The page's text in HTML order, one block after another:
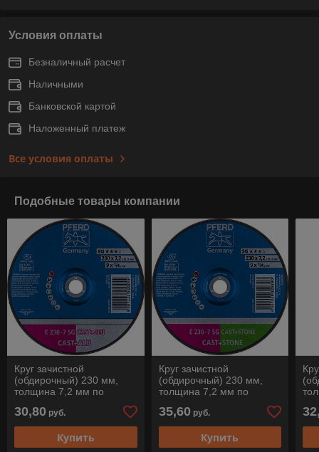
Условия оплаты
Безналичный расчет
Наличными
Банковской картой
Наложенный платеж
Все условия оплаты
Подобные товары компании
Круг зачистной
(обдирочный) 230 мм,
толщина 7,2 мм по
230-7 SG CAST+ALU,
Pferd
30,80 руб.
Купить
Круг зачистной
(обдирочный) 230 мм,
толщина 7,2 мм по
230-7 SG CAST+STONE,
Pferd
35,60 руб.
Купить